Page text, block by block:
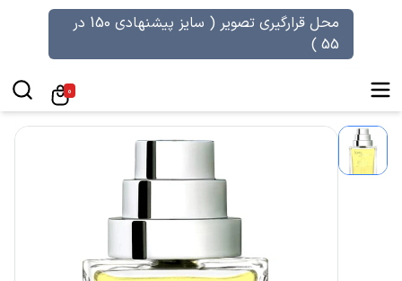
محل قرارگیری تصویر ( سایز پیشنهادی 150 در
55 )
0